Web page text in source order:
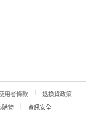
用者條款
退換貨政策
購物
資訊安全